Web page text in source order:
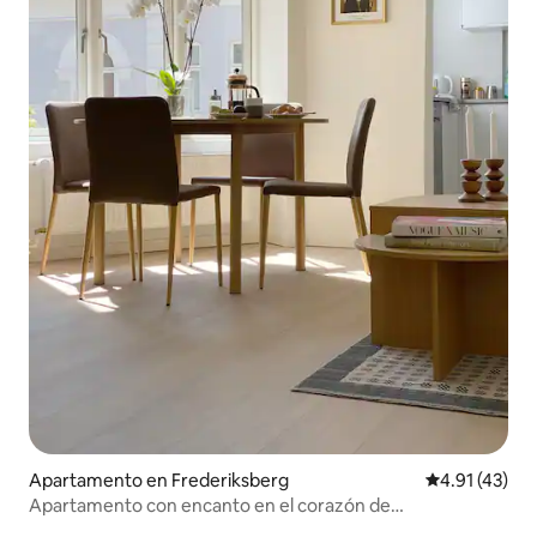
Apartamento en Frederiksberg Calificación
4.91 (43)
Apartamento con encanto en el corazón de